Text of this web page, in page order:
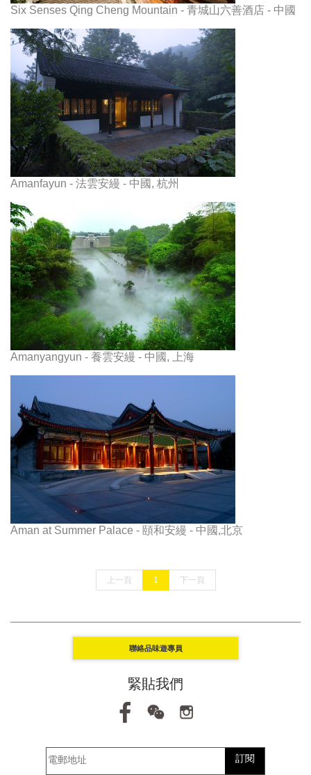
Six Senses Qing Cheng Mountain - 青城山六善酒店 - 中國
Amanfayun - 法雲安縵 - 中國, 杭州
Amanyangyun - 養雲安縵 - 中國, 上海
Aman at Summer Palace - 頤和安縵 - 中國,北京
上一頁 1 下一頁
聯絡品味遊專員
緊貼我們
訂閱